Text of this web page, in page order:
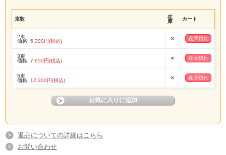
束数
在
庫
カート
2束
価格: 5,300円(税込) × 在庫切れ
3束
価格: 7,650円(税込) × 在庫切れ
5束
価格: 12,300円(税込) × 在庫切れ
返品についての詳細はこちら
お問い合わせ